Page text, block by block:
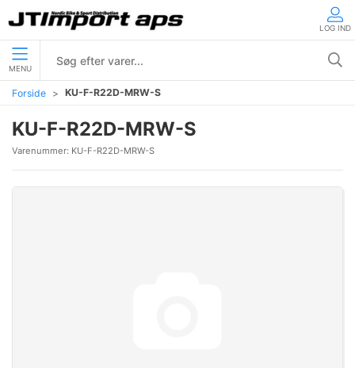
LOG IND
MENU
Forside KU-F-R22D-MRW-S
KU-F-R22D-MRW-S
Varenummer: KU-F-R22D-MRW-S